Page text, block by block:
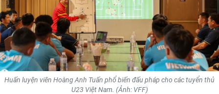
Y TẾ
KHOA HỌC - CÔNG NGHỆ
MÔI TRƯỜNG
BẠN ĐỌC
Huấn luyện viên Hoàng Anh Tuấn phổ biến đấu pháp cho các tuyển thủ
U23 Việt Nam. (Ảnh: VFF)